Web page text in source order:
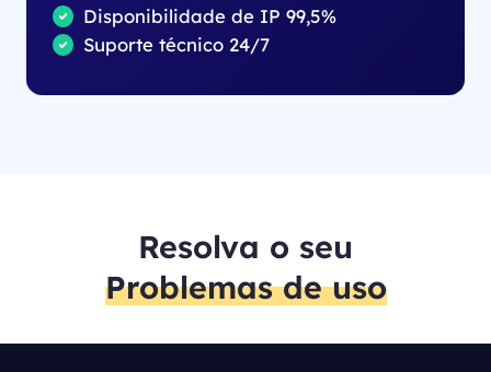
Disponibilidade de IP 99,5%
Suporte técnico 24/7
Resolva o seu
Problemas de uso